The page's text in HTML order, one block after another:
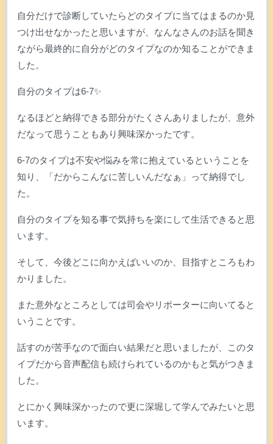
自分だけで診断していたらどのタイプに当てはまるのか見
つけ出せなかったと思いますが、なんなさんのお話を聞き
ながら最終的に自分がどのタイプなのか知ることができま
した。
自分のタイプは6-7✨
なるほどと納得できる部分がたくさんありましたが、意外
だなって思うこともあり興味深かったです。
6-7のタイプは不安や悩みを常に抱えているということを
知り、「だからこんなに苦しいんだなぁ」って納得でし
た。
自分のタイプを知る事で気持ちを楽にして生活できると思
います。
そして、今後どこに向かえばいいのか、目指すところもわ
かりました。
また意外なところとしては司会やリポーターに向いてると
いうことです。
話すのが苦手なので面白い結果だと思いましたが、このタ
イプだから音声配信も続けられているのかもと気がつきま
した。
とにかく興味深かったので更に深堀して学んでみたいと思
います。